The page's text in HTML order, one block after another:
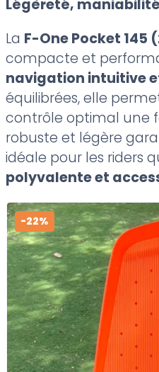
Légèreté,
La F-One Pocket 145
compacte et
navigation intuitive
équilibrées, elle
contrôle optimal une
robuste et légère
idéale pour les riders
polyvalente et
-22%